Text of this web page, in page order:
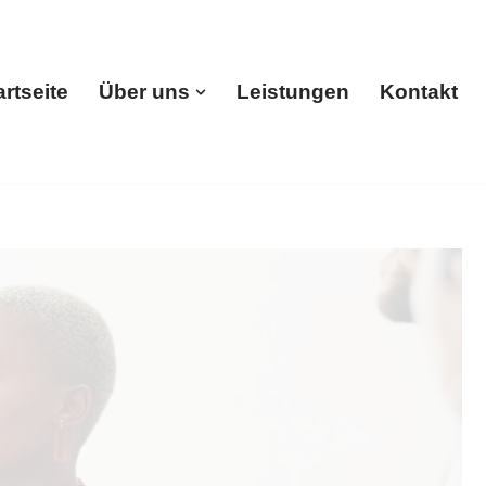
Über uns Leistungen Kontakt